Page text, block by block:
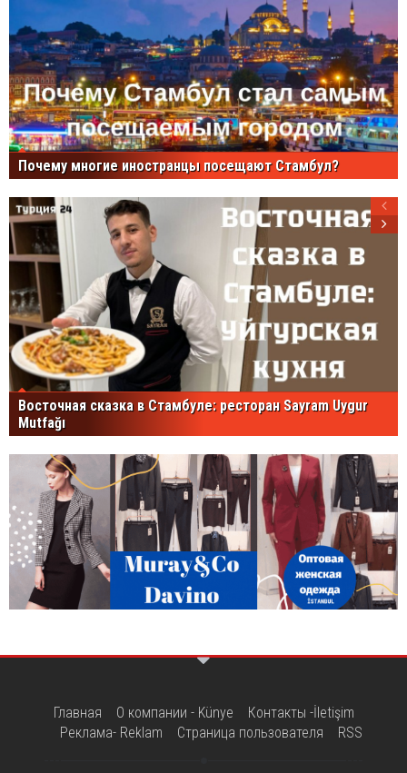
Почему многие иностранцы посещают Стамбул?
Восточная сказка в Стамбуле: ресторан Sayram Uygur
Mutfağı
Главная О компании - Künye
Контакты -İletişim
Реклама- Reklam
Страница пользователя RSS